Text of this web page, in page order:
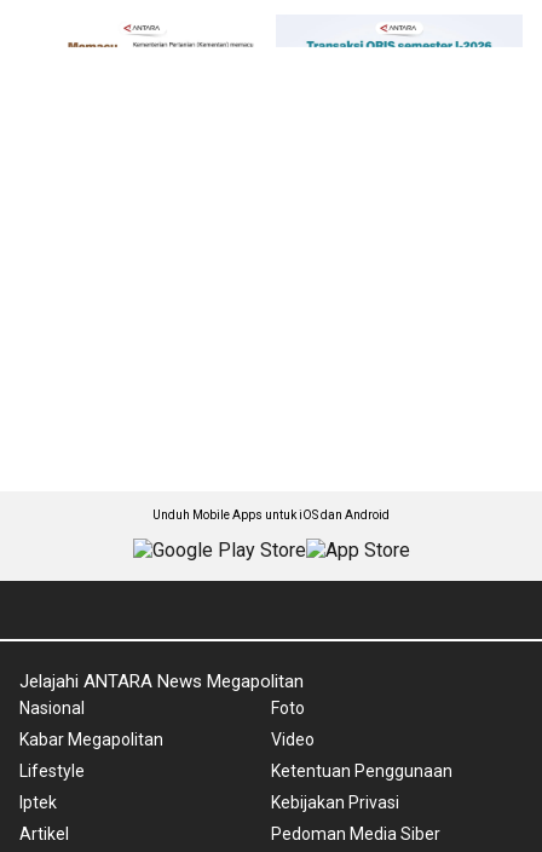
Unduh Mobile Apps untuk iOS dan Android
Jelajahi ANTARA News Megapolitan
Nasional
Kabar Megapolitan
Lifestyle
Iptek
Artikel
Foto
Video
Ketentuan Penggunaan
Kebijakan Privasi
Pedoman Media Siber